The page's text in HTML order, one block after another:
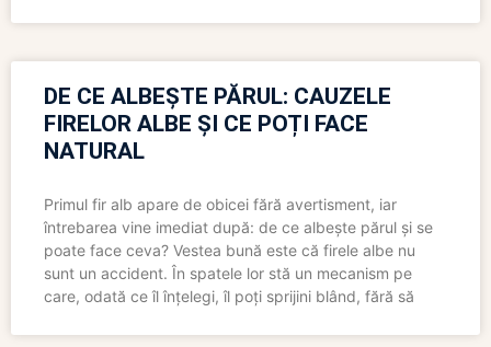
DE CE ALBEȘTE PĂRUL: CAUZELE
FIRELOR ALBE ȘI CE POȚI FACE
NATURAL
Primul fir alb apare de obicei fără avertisment, iar
întrebarea vine imediat după: de ce albește părul și se
poate face ceva? Vestea bună este că firele albe nu
sunt un accident. În spatele lor stă un mecanism pe
care, odată ce îl înțelegi, îl poți sprijini blând, fără să